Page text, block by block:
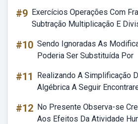
#9 Exercícios Operações Com
Subtração Multiplicação E
#10 Sendo Ignoradas As
Poderia Ser Substituída Por
#11
Realizando A Simplificação
Algébrica A Seguir
#12 No Presente Observa-se
Aos Efeitos Da Atividade